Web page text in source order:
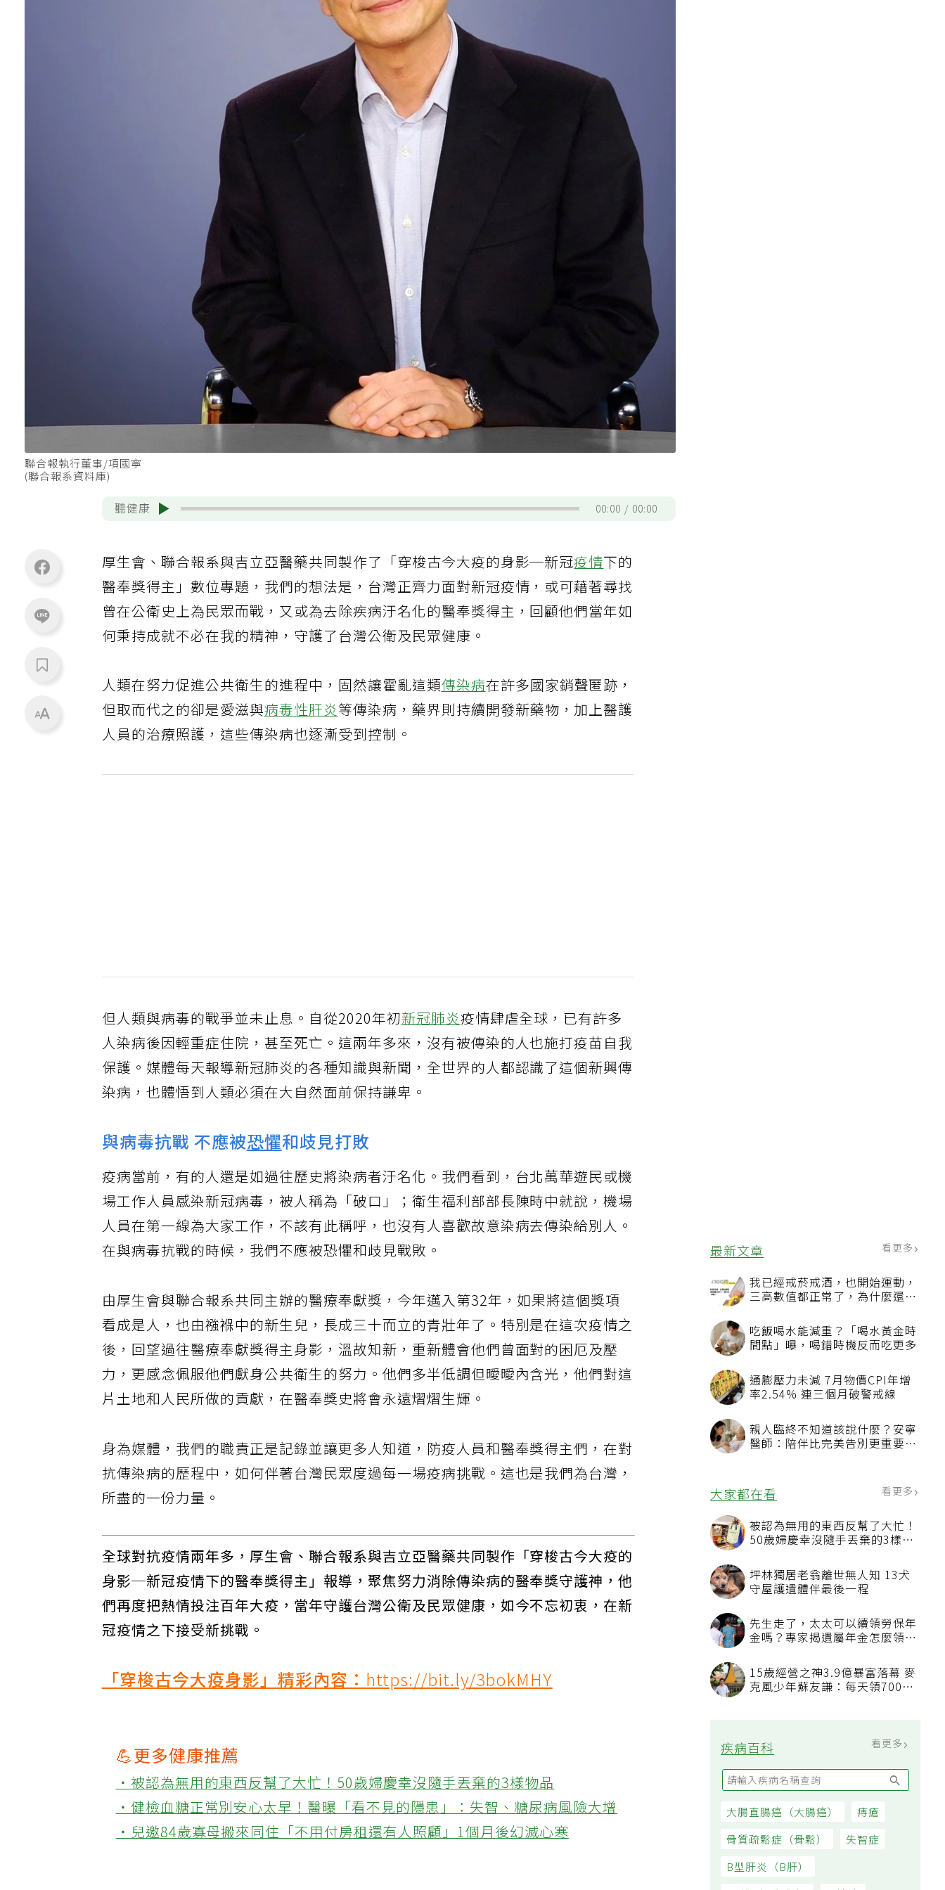
最新文章 看更多
我已經戒菸戒酒，也開始運動，
三高數值都正常了，為什麼還不
吃飯喝水能減重？「喝水黃金時
間點」曝，喝錯時機反而吃更多
通膨壓力未減 7月物價CPI年增
率2.54% 連三個月破警戒線
親人臨終不知道該說什麼？安寧
醫師：陪伴比完美告別更重要，
大家都在看
被認為無用的東西反幫了大忙！
50歲婦慶幸沒隨手丟棄的3樣物
坪林獨居老翁離世無人知 13犬
守屋護遺體伴最後一程
先生走了，太太可以續領勞保年
看順位還要看資格
15歲經營之神3.9億暴富落幕 麥
疾病百科
聯合報執行董事/項國寧
(聯合報系資料庫)
聽健康 00:00 00:00
厚生會、聯合報系與吉立亞醫藥共同製作了「穿梭古今大疫的身影─新冠疫情 下的
醫奉獎得主」數位專題，我們的想法是，台灣正齊力面對新冠疫情，或可藉著尋找
曾在公衛史上為民眾而戰，又或為去除疾病汙名化的醫奉獎得主，回顧他們當年如
何秉持成就不必在我的精神，守護了台灣公衛及民眾健康。
人類在努力促進公共衛生的進程中，固然讓霍亂這類傳染病在許多國家銷聲匿跡，
但取而代之的卻是愛滋與病毒性肝炎等傳染病，藥界則持續開發新藥物，加上醫護
人員的治療照護，這些傳染病也逐漸受到控制。
但人類與病毒的戰爭並未止息。自從2020年初新冠肺炎疫情肆虐全球，已有許多
人染病後因輕重症住院，甚至死亡。這兩年多來，沒有被傳染的人也施打疫苗自我
保護。媒體每天報導新冠肺炎的各種知識與新聞，全世界的人都認識了這個新興傳
染病，也體悟到人類必須在大自然面前保持謙卑。
與病毒抗戰 不應被恐懼和歧見打敗
疫病當前，有的人還是如過往歷史將染病者汙名化。我們看到，台北萬華遊民或機
場工作人員感染新冠病毒，被人稱為「破口」；衛生福利部部長陳時中就說，機場
人員在第一線為大家工作，不該有此稱呼，也沒有人喜歡故意染病去傳染給別人。
在與病毒抗戰的時候，我們不應被恐懼和歧見戰敗。
由厚生會與聯合報系共同主辦的醫療奉獻獎，今年邁入第32年，如果將這個獎項
看成是人，也由襁褓中的新生兒，長成三十而立的青壯年了。特別是在這次疫情之
後，回望過往醫療奉獻獎得主身影，溫故知新，重新體會他們曾面對的困厄及壓
力，更感念佩服他們獻身公共衛生的努力。他們多半低調但曖曖內含光，他們對這
片土地和人民所做的貢獻，在醫奉獎史將會永遠熠熠生輝。
身為媒體，我們的職責正是記錄並讓更多人知道，防疫人員和醫奉獎得主們，在對
抗傳染病的歷程中，如何伴著台灣民眾度過每一場疫病挑戰。這也是我們為台灣，
所盡的一份力量。
全球對抗疫情兩年多，厚生會、聯合報系與吉立亞醫藥共同製作「穿梭古今大疫的
身影─新冠疫情下的醫奉獎得主」報導，聚焦努力消除傳染病的醫奉獎守護神，他
們再度把熱情投注百年大疫，當年守護台灣公衛及民眾健康，如今不忘初衷，在新
冠疫情之下接受新挑戰。
「穿梭古今大疫身影」精彩內容：https://bit.ly/3bokMHY
💪更多健康推薦
‧被認為無用的東西反幫了大忙！50歲婦慶幸沒隨手丟棄的3樣物品
‧健檢血糖正常別安心太早！醫曝「看不見的隱患」：失智、糖尿病風險大增
‧兒邀84歲寡母搬來同住「不用付房租還有人照顧」1個月後幻滅心寒